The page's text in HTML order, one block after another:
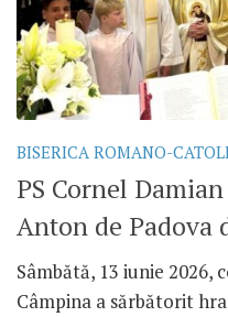
BISERICA ROMANO-
PS Cornel
Anton de Padova
Sâmbătă, 13 iunie
Câmpina a sărbătorit